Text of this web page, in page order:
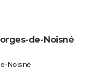
de-Noisné
Noisné